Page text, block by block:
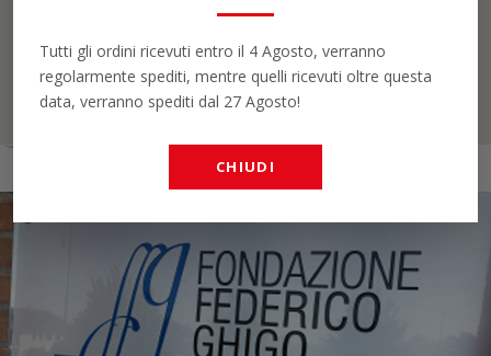
Dicaf è lieta di presentarvi la nuova linea di miscele PIÉ‘nCAFÉ:
LEGGI DI PIÚ
Tutti gli ordini ricevuti entro il 4 Agosto, verranno
regolarmente spediti, mentre quelli ricevuti oltre questa
data, verranno spediti dal 27 Agosto!
CHIUDI